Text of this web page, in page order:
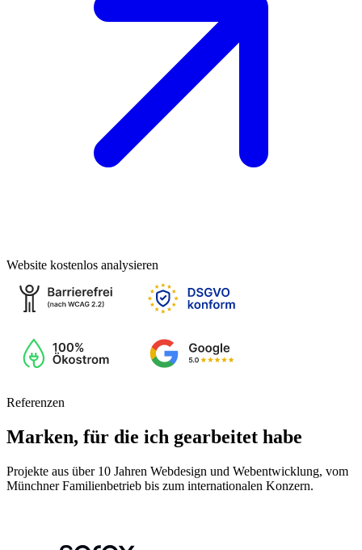
Website kostenlos analysieren
Referenzen
Marken, für die ich gearbeitet habe
Projekte aus über 10 Jahren Webdesign und Webentwicklung, vom
Münchner Familienbetrieb bis zum internationalen Konzern.